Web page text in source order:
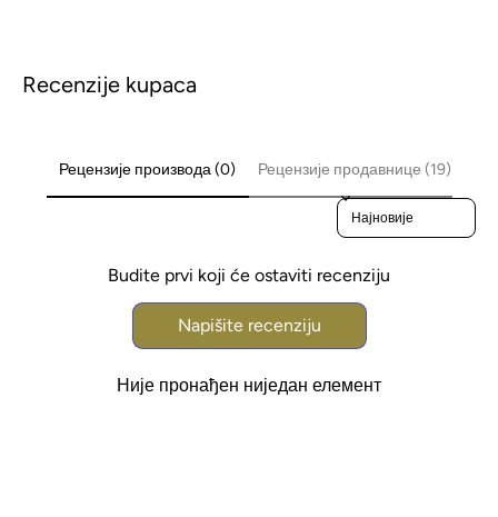
Recenzije kupaca
Рецензије производа (0) Рецензије продавнице (19)
Sort reviews by
Budite prvi koji će ostaviti recenziju
Napišite recenziju
Није пронађен ниједан елемент